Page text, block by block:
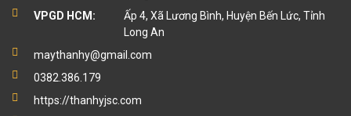
VPGD HCM:
Ấp 4, Xã Lương Bình, Huyện Bến Lức, Tỉnh
Long An
maythanhy@gmail.com
0382.386.179
https://thanhyjsc.com